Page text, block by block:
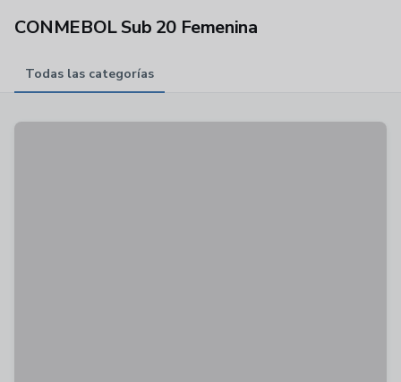
CONMEBOL Sub 20 Femenina
Todas las categorías